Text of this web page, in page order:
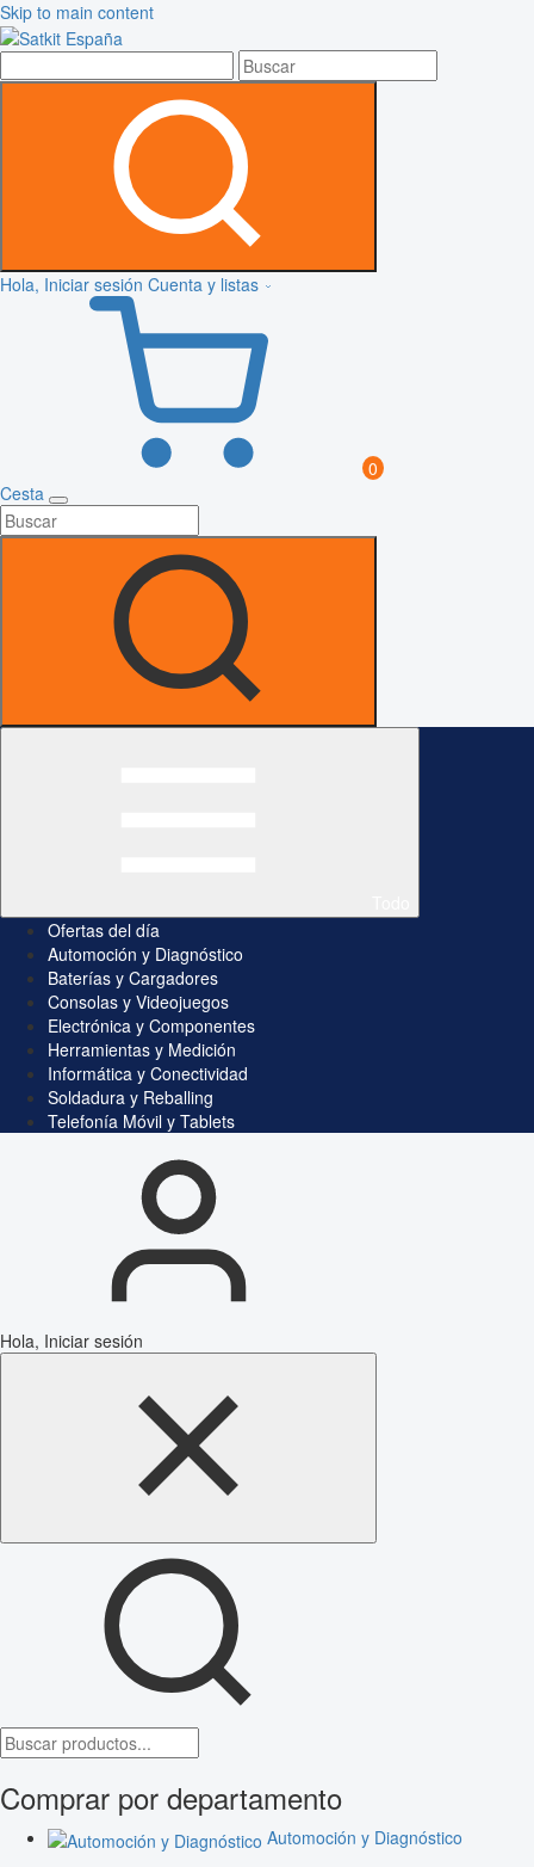
Skip to main content
Hola, Iniciar sesión Cuenta y listas
0
Cesta
Ofertas del día
Automoción y Diagnóstico
Baterías y Cargadores
Consolas y Videojuegos
Electrónica y Componentes
Herramientas y Medición
Informática y Conectividad
Soldadura y Reballing
Telefonía Móvil y Tablets
Hola, Iniciar sesión
Comprar por departamento
Automoción y Diagnóstico